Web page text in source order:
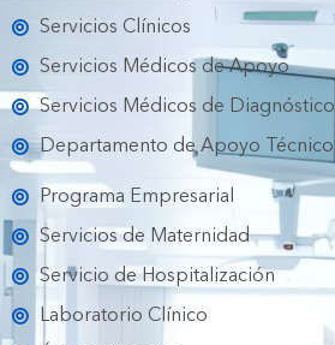
k
a
m
Servicios Clínicos
Servicios Médicos de Apoyo
Servicios Médicos de Diagnóstico
Departamento de Apoyo Técnico
Programa Empresarial
Servicios de Maternidad
Servicio de Hospitalización
Laboratorio Clínico